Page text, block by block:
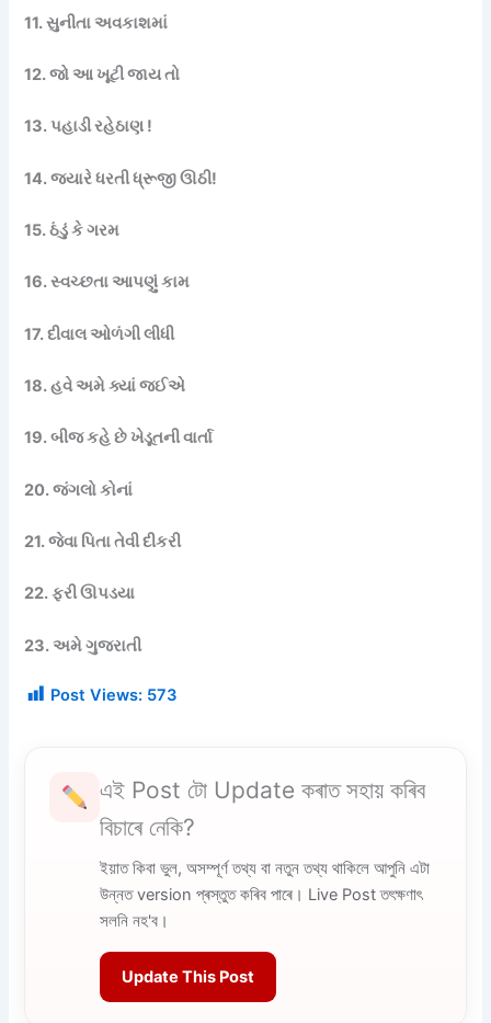
11. સુનીતા અવકાશમાં
12. જો આ ખૂટી જાય તો
13. પહાડી રહેઠાણ !
14. જ્યારે ધરતી ધ્રૂજી ઊઠી!
15. ઠંડું કે ગરમ
16. સ્વચ્છતા આપણું કામ
17. દીવાલ ઓળંગી લીધી
18. હવે અમે ક્યાં જઈએ
19. બીજ કહે છે ખેડૂતની વાર્તા
20. જંગલો કોનાં
21. જેવા પિતા તેવી દીકરી
22. ફરી ઊપડયા
23. અમે ગુજરાતી
Post Views: 573
এই Post টো Update কৰাত সহায় কৰিব
বিচাৰে নেকি?
ইয়াত কিবা ভুল, অসম্পূৰ্ণ তথ্য বা নতুন তথ্য থাকিলে আপুনি এটা
উন্নত version প্ৰস্তুত কৰিব পাৰে। Live Post তৎক্ষণাৎ
সলনি নহ'ব।
Update This Post